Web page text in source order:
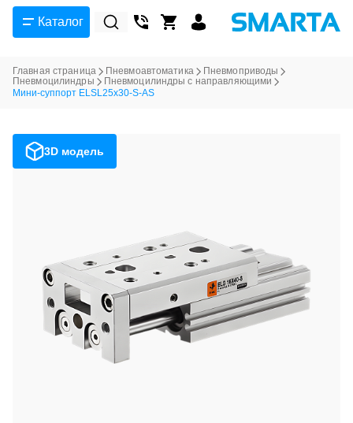
Каталог
Главная страница Пневмоавтоматика
Пневмоприводы
Пневмоцилиндры
Пневмоцилиндры с направляющими
Мини-суппорт ELSL25x30-S-AS
3D модель